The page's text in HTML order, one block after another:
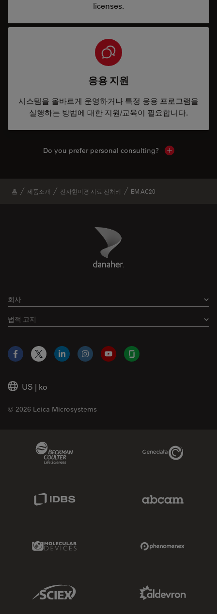
licenses.
응용 지원
시스템을 올바르게 운영하거나 특정 응용 프로그램을
실행하는 방법에 대한 지원/교육이 필요합니다.
Do you prefer personal consulting? Show local
홈 제품소개 전자현미경 시료 전처리 EM AC20
Danaher Logo
회사
법적 고지
US | ko
© 2026 Leica Microsystems
Facebook
X LinkedInInstagramYouTubeGlassdoor
Genedata Link
Molecular Devices Link
Sciex Link